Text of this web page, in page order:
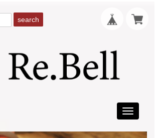
search
Toggle